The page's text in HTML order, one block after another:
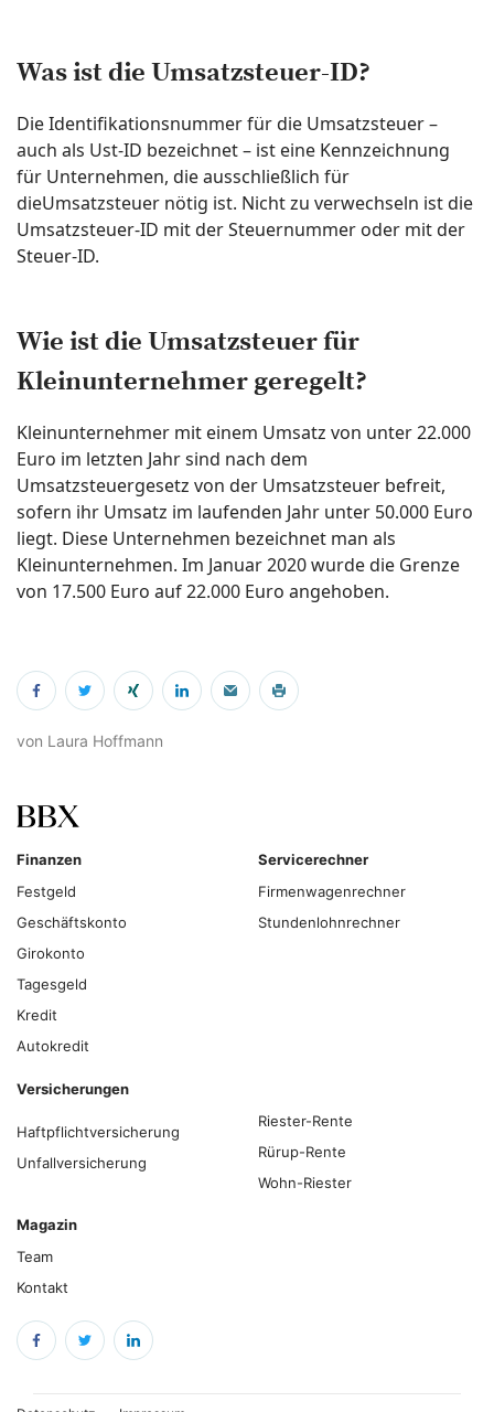
Was ist die Umsatzsteuer-ID?
Die Identifikationsnummer für die Umsatzsteuer –
auch als Ust-ID bezeichnet – ist eine Kennzeichnung
für Unternehmen, die ausschließlich für
dieUmsatzsteuer nötig ist. Nicht zu verwechseln ist die
Umsatzsteuer-ID mit der Steuernummer oder mit der
Steuer-ID.
Wie ist die Umsatzsteuer für
Kleinunternehmer geregelt?
Kleinunternehmer mit einem Umsatz von unter 22.000
Euro im letzten Jahr sind nach dem
Umsatzsteuergesetz von der Umsatzsteuer befreit,
sofern ihr Umsatz im laufenden Jahr unter 50.000 Euro
liegt. Diese Unternehmen bezeichnet man als
Kleinunternehmen. Im Januar 2020 wurde die Grenze
von 17.500 Euro auf 22.000 Euro angehoben.
von Laura Hoffmann
Finanzen
Festgeld
Geschäftskonto
Girokonto
Tagesgeld
Kredit
Autokredit
Servicerechner
Firmenwagenrechner
Stundenlohnrechner
Versicherungen
Haftpflichtversicherung
Unfallversicherung
Riester-Rente
Rürup-Rente
Wohn-Riester
Magazin
Team
Kontakt